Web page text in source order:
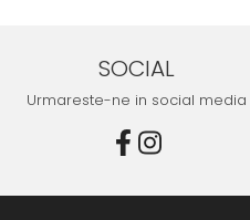
SOCIAL
Urmareste-ne in social media